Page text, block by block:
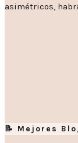
asimétricos,
📝 Mejores